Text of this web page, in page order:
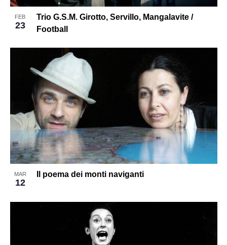
FEB
23
Trio G.S.M. Girotto, Servillo, Mangalavite /
Football
MAR
12
Il poema dei monti naviganti